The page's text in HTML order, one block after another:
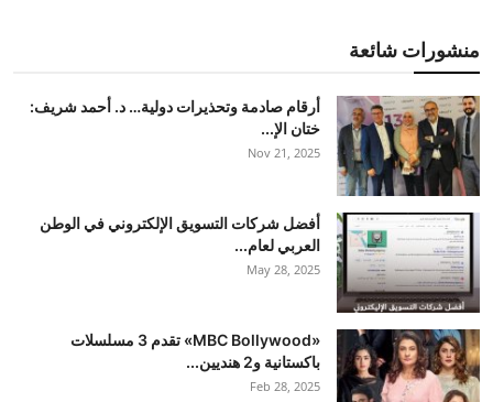
منشورات شائعة
أرقام صادمة وتحذيرات دولية… د. أحمد شريف:
ختان الإ...
Nov 21, 2025
أفضل شركات التسويق الإلكتروني في الوطن
العربي لعام...
May 28, 2025
«MBC Bollywood» تقدم 3 مسلسلات
باكستانية و2 هنديين...
Feb 28, 2025